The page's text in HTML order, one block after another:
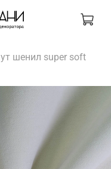
шенил super soft